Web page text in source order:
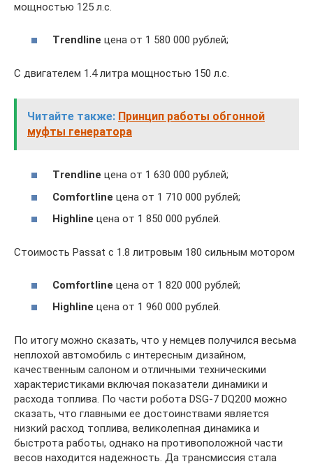
мощностью 125 л.с.
Trendline цена от 1 580 000 рублей;
С двигателем 1.4 литра мощностью 150 л.с.
Читайте также: Принцип работы обгонной
муфты генератора
Trendline цена от 1 630 000 рублей;
Comfortline цена от 1 710 000 рублей;
Highline цена от 1 850 000 рублей.
Стоимость Passat с 1.8 литровым 180 сильным мотором
Comfortline цена от 1 820 000 рублей;
Highline цена от 1 960 000 рублей.
По итогу можно сказать, что у немцев получился весьма
неплохой автомобиль с интересным дизайном,
качественным салоном и отличными техническими
характеристиками включая показатели динамики и
расхода топлива. По части робота DSG-7 DQ200 можно
сказать, что главными ее достоинствами является
низкий расход топлива, великолепная динамика и
быстрота работы, однако на противоположной части
весов находится надежность. Да трансмиссия стала